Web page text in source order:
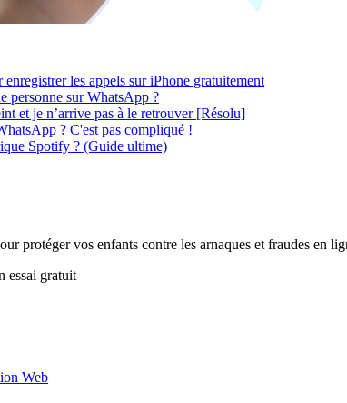
les appels sur iPhone gratuitement
personne sur WhatsApp ?
et je n’arrive pas à le retrouver [Résolu]
? C'est pas compliqué !
Spotify ? (Guide ultime)
protéger vos enfants contre les arnaques et fraudes en
essai gratuit
Web